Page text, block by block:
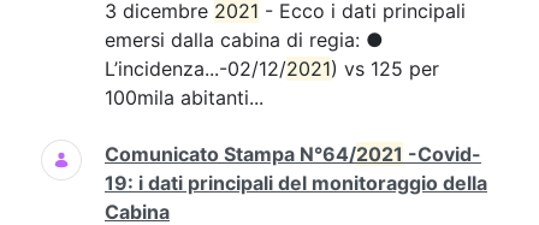
3 dicembre 2021 - Ecco i dati principali
emersi dalla cabina di regia: ●
L’incidenza...-02/12/2021) vs 125 per
100mila abitanti...
Comunicato Stampa N°64/2021 -Covid-
19: i dati principali del monitoraggio della
Cabina